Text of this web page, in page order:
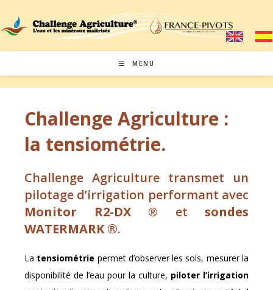
MENU
Challenge Agriculture :
la tensiométrie.
Challenge Agriculture transmet un
pilotage d’irrigation performant avec
Monitor R2-DX ® et sondes
WATERMARK®.
La tensiométrie permet d’observer les sols, mesurer la
disponibilité de l’eau pour la culture, piloter l’irrigation